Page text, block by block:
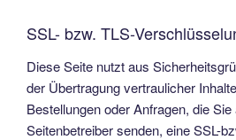
SSL- bzw. TLS-
Diese Seite nutzt aus
der Übertragung vertraulicher
Bestellungen oder Anfragen, die
Seitenbetreiber senden, eine SSL-